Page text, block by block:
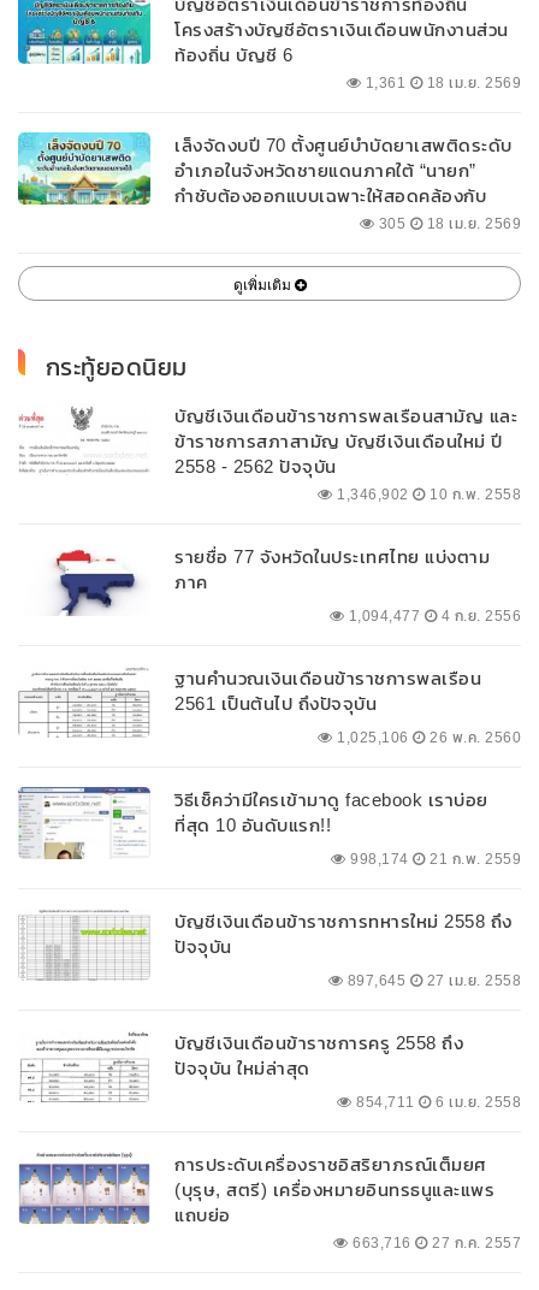
โครงสร้างบัญชีอัตราเงินเดือนพนักงานส่วน
ท้องถิ่น บัญชี 6
1,361 18 เม.ย. 2569
เล็งจัดงบปี 70 ตั้งศูนย์บำบัดยาเสพติดระดับ
อำเภอในจังหวัดชายแดนภาคใต้ “นายก”
กำชับต้องออกแบบเฉพาะให้สอดคล้องกับ
305 18 เม.ย. 2569
ดูเพิ่มเติม
กระทู้ยอดนิยม
บัญชีเงินเดือนข้าราชการพลเรือนสามัญ และ
ข้าราชการสภาสามัญ บัญชีเงินเดือนใหม่ ปี
2558 - 2562 ปัจจุบัน
1,346,902 10 ก.พ. 2558
รายชื่อ 77 จังหวัดในประเทศไทย แบ่งตาม
ภาค
1,094,477 4 ก.ย. 2556
ฐานคำนวณเงินเดือนข้าราชการพลเรือน
2561 เป็นต้นไป ถึงปัจจุบัน
1,025,106 26 พ.ค. 2560
วิธีเช็คว่ามีใครเข้ามาดู facebook เราบ่อย
ที่สุด 10 อันดับแรก!!
998,174 21 ก.พ. 2559
บัญชีเงินเดือนข้าราชการทหารใหม่ 2558 ถึง
ปัจจุบัน
897,645 27 เม.ย. 2558
บัญชีเงินเดือนข้าราชการครู 2558 ถึง
ปัจจุบัน ใหม่ล่าสุด
854,711 6 เม.ย. 2558
การประดับเครื่องราชอิสริยาภรณ์เต็มยศ
(บุรุษ, สตรี) เครื่องหมายอินทรธนูและแพร
แถบย่อ
663,716 27 ก.ค. 2557